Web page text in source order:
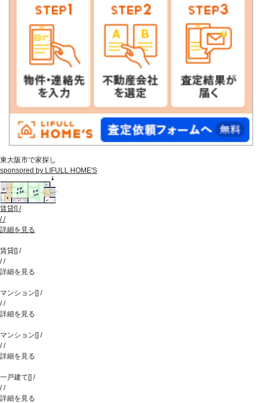
東大阪市で家探し
sponsored by LIFULL HOME'S
賃貸[] /
//
詳細を見る
賃貸[] /
//
詳細を見る
マンション[] /
//
詳細を見る
マンション[] /
//
詳細を見る
一戸建て[] /
//
詳細を見る